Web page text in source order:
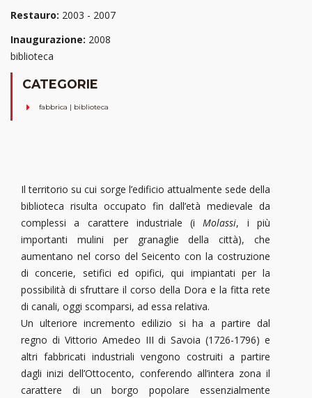
Restauro: 2003 - 2007
Inaugurazione: 2008
biblioteca
CATEGORIE
fabbrica | biblioteca
Il territorio su cui sorge l’edificio attualmente sede della
biblioteca risulta occupato fin dall’età medievale da
complessi a carattere industriale (iMolassi, i più
importanti mulini per granaglie della città), che
aumentano nel corso del Seicento con la costruzione
di concerie, setifici ed opifici, qui impiantati per la
possibilità di sfruttare il corso della Dora e la fitta rete
di canali, oggi scomparsi, ad essa relativa.
Un ulteriore incremento edilizio si ha a partire dal
regno di Vittorio Amedeo III di Savoia (1726-1796) e
altri fabbricati industriali vengono costruiti a partire
dagli inizi dell’Ottocento, conferendo all’intera zona il
carattere di un borgo popolare essenzialmente